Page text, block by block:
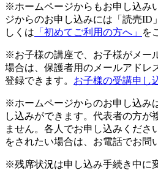
※ホームページからもお申し込み
ジからのお申し込みには「読売ID
しくは 「初めてご利用の方へ」 を
※お子様の講座で、お子様がメー
場合は、保護者用のメールアドレ
登録できます。 お子様の受講申し
※ホームページからのお申し込み
し込みができます。代表者の方が
ません。各人でお申し込みくださ
をされたい場合は、お電話でお問
※残席状況は申し込み手続き中に